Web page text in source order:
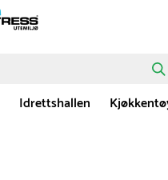
Idrettshallen